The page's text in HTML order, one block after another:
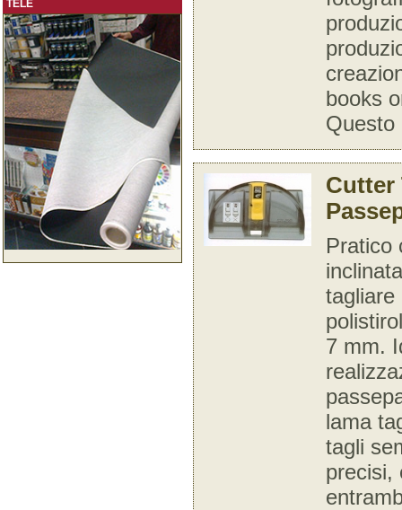
TELE
books
Questo
Cutter
Pratico
tagliare
7 mm.
lama
tagli
precisi,